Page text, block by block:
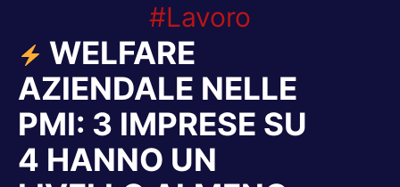
#Lavoro
WELFARE
AZIENDALE NELLE
PMI: 3 IMPRESE SU
4 HANNO UN